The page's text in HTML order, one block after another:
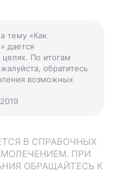
тему «Как
дается
По итогам
обратитесь
возможных
В СПРАВОЧНЫХ
ПРИ
ОБРАЩАЙТЕСЬ К